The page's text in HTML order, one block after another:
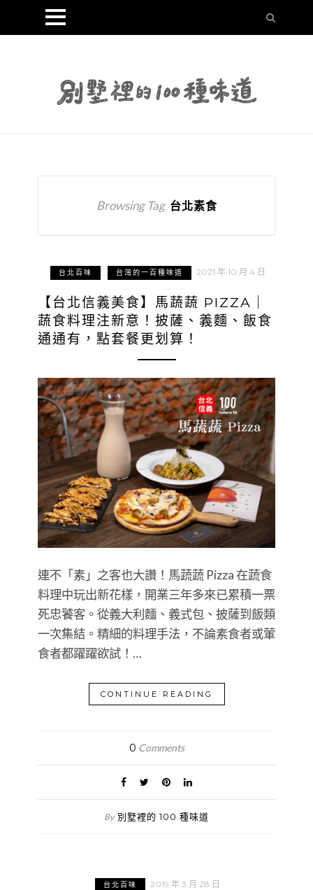
Browsing Tag 台北素食
台北百味 台灣的一百種味道 2021 年 10 月 4 日
【台北信義美食】馬蔬蔬 PIZZA｜
蔬食料理注新意！披薩、義麵、飯食
通通有，點套餐更划算！
連不「素」之客也大讚！馬蔬蔬 Pizza 在蔬食
料理中玩出新花樣，開業三年多來已累積一票
死忠饕客。從義大利麵、義式包、披薩到飯類
一次集結。精細的料理手法，不論素食者或葷
食者都躍躍欲試！…
CONTINUE READING
0 Comments
By 別墅裡的 100 種味道
台北百味 2019 年 3 月 28 日